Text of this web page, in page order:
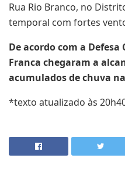
Rua Rio Branco, no
temporal com fortes
De acordo com a
Franca chegaram a
acumulados de chuva
*texto atualizado às